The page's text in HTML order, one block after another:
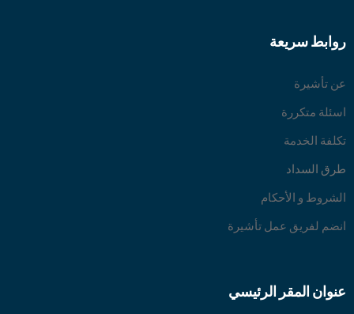
روابط سريعة
عن تأشيرة
اسئلة متكررة
تكلفة الخدمة
طرق السداد
الشروط و الأحكام
انضم لفريق عمل تأشيرة
عنوان المقر الرئيسي